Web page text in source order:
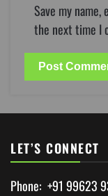
Save my
the next time I
LET’S CONNECT
Phone: +91 99623